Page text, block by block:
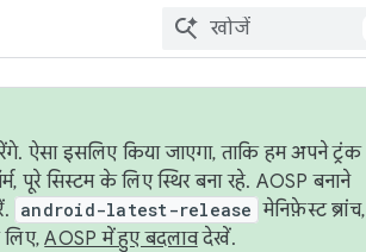
ऐसा इसलिए किया जाएगा, ताकि हम अपने ट्रंक
सिस्टम के लिए स्थिर बना रहे. AOSP बनाने
android-latest-release मेनिफ़ेस्ट ब्रांच,
लिए,AOSP में हुए बदलावदेखें.